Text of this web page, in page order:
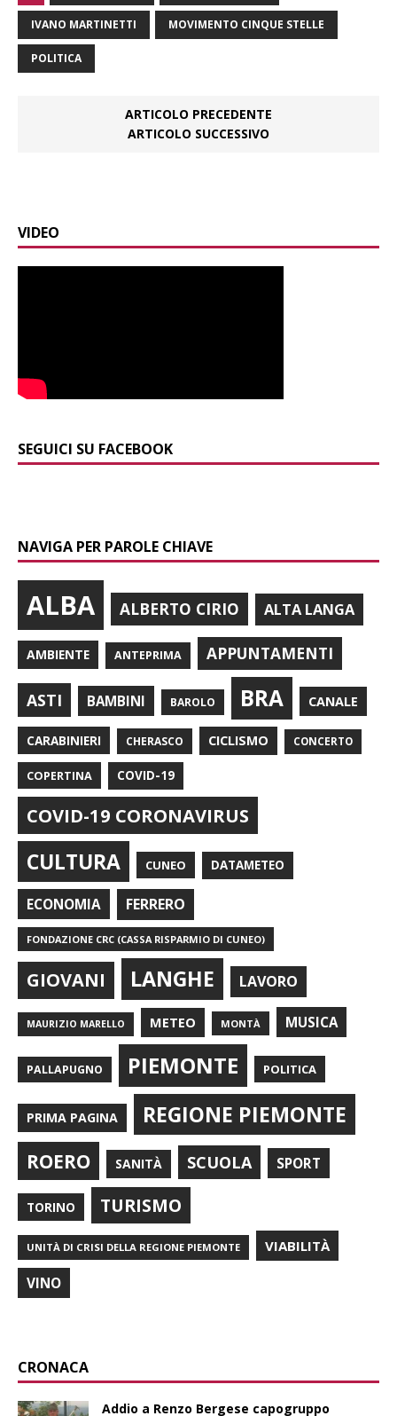
IVANO MARTINETTI MOVIMENTO CINQUE STELLE
POLITICA
ARTICOLO PRECEDENTE
ARTICOLO SUCCESSIVO
VIDEO
SEGUICI SU FACEBOOK
NAVIGA PER PAROLE CHIAVE
ALBA ALBERTO CIRIO ALTA LANGA
AMBIENTE ANTEPRIMA APPUNTAMENTI
ASTI BAMBINI BAROLO BRA CANALE
CARABINIERI CHERASCO CICLISMO CONCERTO
COPERTINA COVID-19
COVID-19 CORONAVIRUS
CULTURA CUNEO DATAMETEO
ECONOMIA FERRERO
FONDAZIONE CRC (CASSA RISPARMIO DI CUNEO)
GIOVANI LANGHE LAVORO
MAURIZIO MARELLO METEO MONTÀ MUSICA
PALLAPUGNO PIEMONTE POLITICA
PRIMA PAGINA REGIONE PIEMONTE
ROERO SANITÀ SCUOLA SPORT
TORINO TURISMO
UNITÀ DI CRISI DELLA REGIONE PIEMONTE VIABILITÀ
VINO
CRONACA
Addio a Renzo Bergese capogruppo